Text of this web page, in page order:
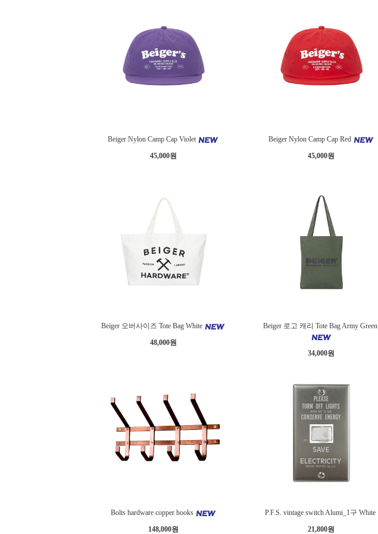
Beiger Nylon Camp Cap Violet
45,000원
Beiger Nylon Camp Cap Red
45,000원
Beiger 오버사이즈 Tote Bag White
48,000원
Beiger 로고 캐리 Tote Bag Army Green
34,000원
Bolts hardware copper hooks
148,000원
P.F.S. vintage switch Alumi_1구 White
21,800원